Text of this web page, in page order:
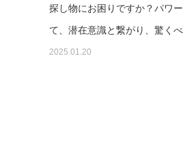
探し物にお困りですか？パワ
て、潜在意識と繋がり、驚く
2025.01.20